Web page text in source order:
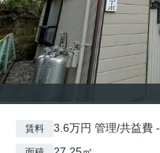
賃料 3.6万円 管理/共益費 -